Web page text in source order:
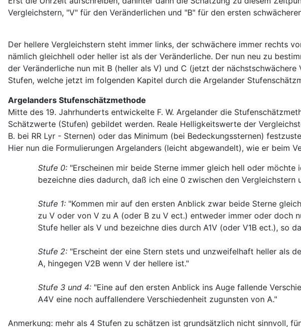
Vergleichstern, "V" für den Veränderlichen und "B" für den ersten
Der hellere Vergleichstern steht immer links, der schwächere immer rechts
nämlich gleichhell oder heller ist als der Veränderliche. Der nun neu zu
der Veränderliche nun mit B (heller als V) und C (jetzt der
Stufen, welche jetzt im folgenden Kapitel durch die Argelander
Argelanders Stufenschätzmethode
Mitte des 19. Jahrhunderts entwickelte F. W. Argelander die
Schätzwerte (Stufen) gebildet werden. Reale Helligkeitswerte der
B. bei RR Lyr - Sternen) oder das Minimum (bei Bedeckungssternen)
Hier nun die Formulierungen Argelanders (leicht abgewandelt), wie er beim
Stufe 0: "Erscheinen mir beide Sterne immer gleich hell oder
bezeichne dies dadurch, daß ich eine 0 zwischen den
Stufe 1: "Kommen mir auf den ersten Anblick zwar beide Sterne
zu V oder von V zu A (oder B zu V ect.) entweder immer oder doch
Stufe heller als V und bezeichne dies durch A1V (oder V1B ect.), so
Stufe 2: "Erscheint der eine Stern stets und unzweifelhaft heller als
A, hingegen V2B wenn V der hellere ist."
Stufe 3 und 4: "Eine auf den ersten Anblick ins Auge fallende
A4V eine noch auffallendere Verschiedenheit zugunsten von A."
Anmerkung: mehr als 4 Stufen zu schätzen ist grundsätzlich nicht sinnvoll,